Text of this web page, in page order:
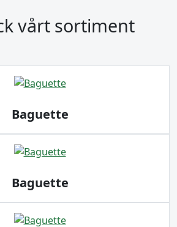
vårt sortiment
Baguette
Baguette